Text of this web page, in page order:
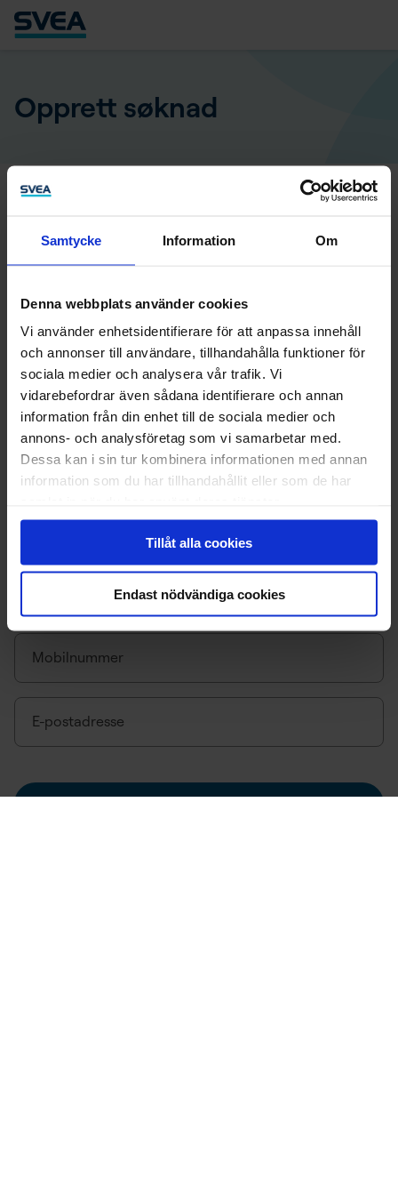
Samtycke Information Om
Denna webbplats använder cookies
Vi använder enhetsidentifierare för att anpassa innehåll
och annonser till användare, tillhandahålla funktioner för
sociala medier och analysera vår trafik. Vi
vidarebefordrar även sådana identifierare och annan
information från din enhet till de sociala medier och
annons- och analysföretag som vi samarbetar med.
Dessa kan i sin tur kombinera informationen med annan
information som du har tillhandahållit eller som de har
Tillåt alla cookies
Endast nödvändiga cookies
Opprett søknad
Fyll inn hvor mye du vil låne
Velg betalingsalternativ
Betalingsalternativene baserer seg på ditt ønskede
lånebeløp.
Fyll inn dine opplysninger
og for kommunikasjon i forbindelse med din søknad.
Mobilnummer
E-postadresse